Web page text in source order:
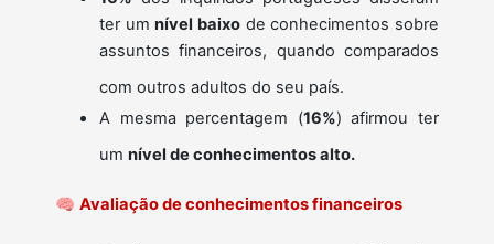
ter umnível baixo de conhecimentos sobre
assuntos financeiros, quando comparados
com outros adultos do seu país.
A mesma percentagem (16%) afirmou ter
um nível de conhecimentos alto.
🧠 Avaliação de conhecimentos financeiros